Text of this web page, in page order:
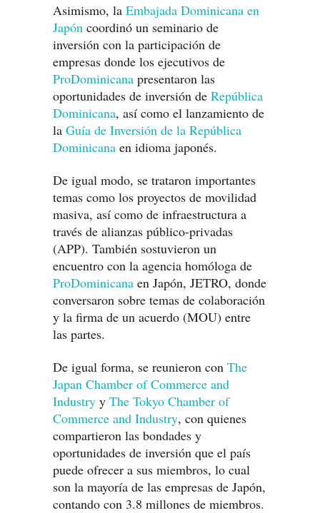
Asimismo, la Embajada Dominicana en
Japón coordinó un seminario de
inversión con la participación de
empresas donde los ejecutivos de
ProDominicana presentaron las
oportunidades de inversión de República
Dominicana, así como el lanzamiento de
la Guía de Inversión de la República
Dominicana en idioma japonés.
De igual modo, se trataron importantes
temas como los proyectos de movilidad
masiva, así como de infraestructura a
través de alianzas público-privadas
(APP). También sostuvieron un
encuentro con la agencia homóloga de
ProDominicana en Japón, JETRO, donde
conversaron sobre temas de colaboración
y la firma de un acuerdo (MOU) entre
las partes.
De igual forma, se reunieron con The
Japan Chamber of Commerce and
Industry y The Tokyo Chamber of
Commerce and Industry, con quienes
compartieron las bondades y
oportunidades de inversión que el país
puede ofrecer a sus miembros, lo cual
son la mayoría de las empresas de Japón,
contando con 3.8 millones de miembros.